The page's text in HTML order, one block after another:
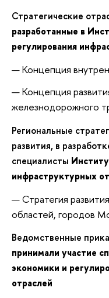
Стратегические
разработанные в
регулирования
Концепция
Концепция
железнодорожного
Региональные
развития, в
специалисты
инфраструктурных
Стратегия
областей, городов
Ведомственные
принимали участие
экономики и
отраслей